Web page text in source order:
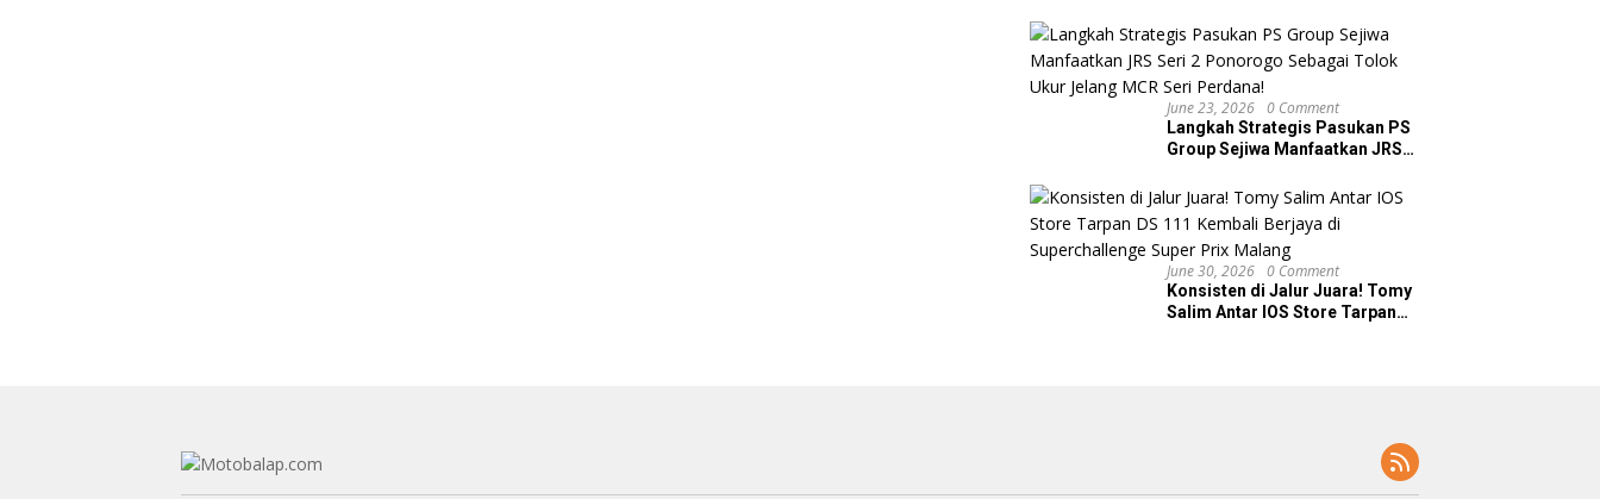
June 23, 2026 0 Comment
Langkah Strategis Pasukan PS
Group Sejiwa Manfaatkan JRS
Ukur Jelang MCR Seri Perdana!
June 30, 2026 0 Comment
Konsisten di Jalur Juara! Tomy
Salim Antar IOS Store Tarpan